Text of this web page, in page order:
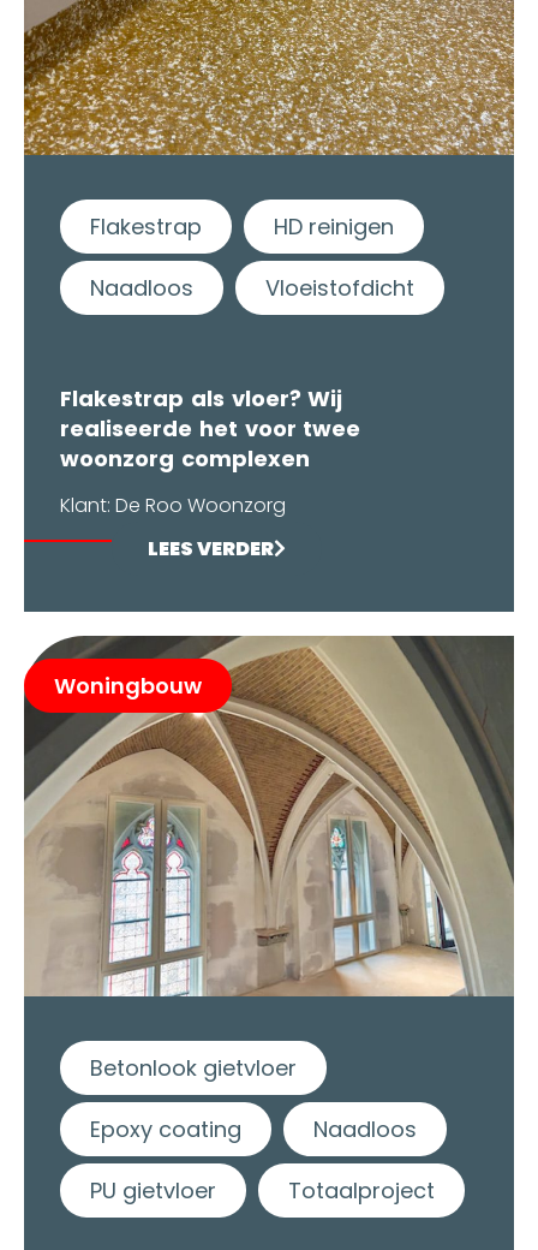
Flakestrap HD reinigen
Naadloos Vloeistofdicht
Flakestrap als vloer? Wij
realiseerde het voor twee
woonzorg complexen
Klant: De Roo Woonzorg
LEES VERDER
Woningbouw
Betonlook gietvloer
Epoxy coating Naadloos
PU gietvloer Totaalproject